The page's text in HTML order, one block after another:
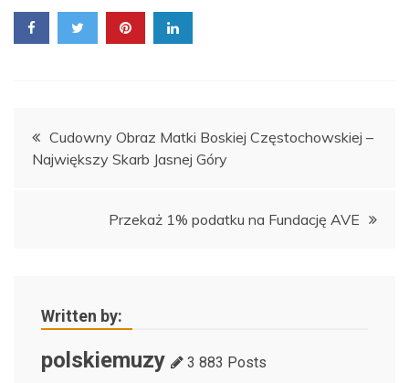
Nawigacja
wpisu
Cudowny Obraz Matki Boskiej Częstochowskiej –
Największy Skarb Jasnej Góry
Przekaż 1% podatku na Fundację AVE
Written by:
polskiemuzy 3 883 Posts